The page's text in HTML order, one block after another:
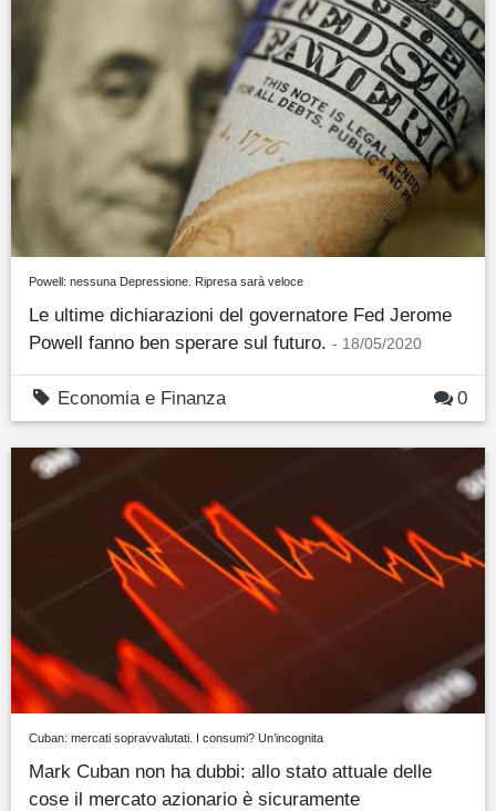
Powell: nessuna Depressione. Ripresa sarà veloce
Le ultime dichiarazioni del governatore Fed Jerome
Powell fanno ben sperare sul futuro. - 18/05/2020
Economia e Finanza 0
Cuban: mercati sopravvalutati. I consumi? Un’incognita
Mark Cuban non ha dubbi: allo stato attuale delle
cose il mercato azionario è sicuramente